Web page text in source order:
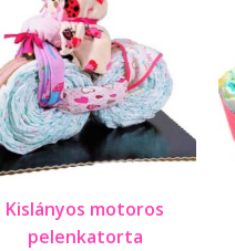
Kislányos motoros
pelenkatorta